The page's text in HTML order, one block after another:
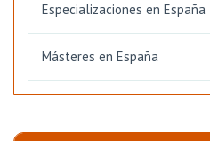
Especializaciones en España
Másteres en España